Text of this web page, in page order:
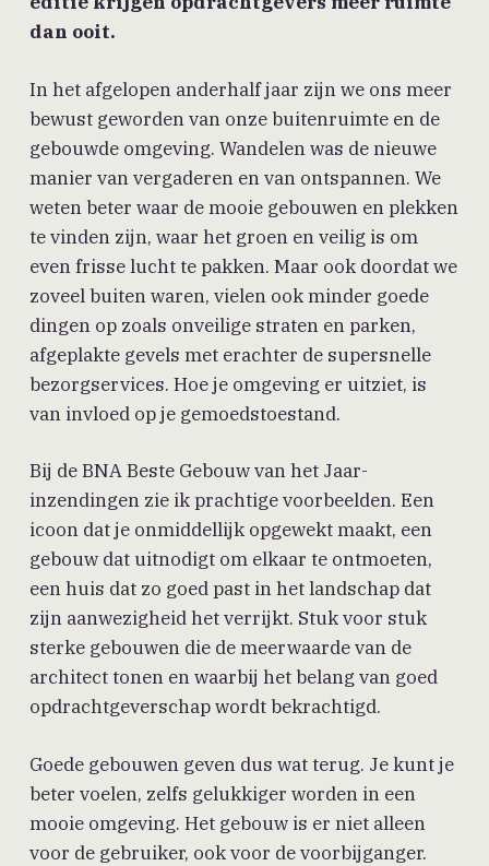
dan ooit.
In het afgelopen anderhalf jaar zijn we ons meer
bewust geworden van onze buitenruimte en de
gebouwde omgeving. Wandelen was de nieuwe
manier van vergaderen en van ontspannen. We
weten beter waar de mooie gebouwen en plekken
te vinden zijn, waar het groen en veilig is om
even frisse lucht te pakken. Maar ook doordat we
zoveel buiten waren, vielen ook minder goede
dingen op zoals onveilige straten en parken,
afgeplakte gevels met erachter de supersnelle
bezorgservices. Hoe je omgeving er uitziet, is
van invloed op je gemoedstoestand.
Bij de BNA Beste Gebouw van het Jaar-
inzendingen zie ik prachtige voorbeelden. Een
icoon dat je onmiddellijk opgewekt maakt, een
gebouw dat uitnodigt om elkaar te ontmoeten,
een huis dat zo goed past in het landschap dat
zijn aanwezigheid het verrijkt. Stuk voor stuk
sterke gebouwen die de meerwaarde van de
architect tonen en waarbij het belang van goed
opdrachtgeverschap wordt bekrachtigd.
Goede gebouwen geven dus wat terug. Je kunt je
beter voelen, zelfs gelukkiger worden in een
mooie omgeving. Het gebouw is er niet alleen
voor de gebruiker, ook voor de voorbijganger.